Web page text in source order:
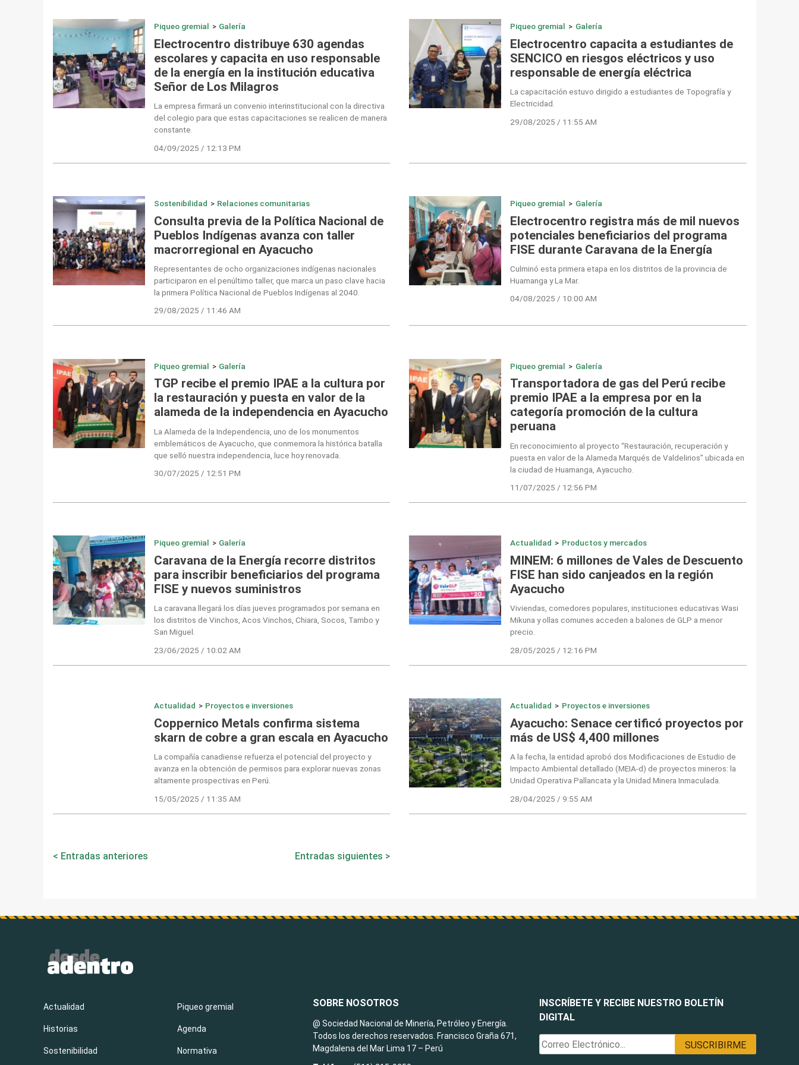
Piqueo gremial > Galería
Electrocentro distribuye 630 agendas
escolares y capacita en uso responsable
de la energía en la institución educativa
Señor de Los Milagros
La empresa firmará un convenio interinstitucional con la directiva
del colegio para que estas capacitaciones se realicen de manera
constante.
04/09/2025 / 12:13 PM
Piqueo gremial > Galería
Electrocentro capacita a estudiantes de
SENCICO en riesgos eléctricos y uso
responsable de energía eléctrica
La capacitación estuvo dirigido a estudiantes de Topografía y
Electricidad.
29/08/2025 / 11:55 AM
Sostenibilidad > Relaciones comunitarias
Consulta previa de la Política Nacional de
Pueblos Indígenas avanza con taller
macrorregional en Ayacucho
Representantes de ocho organizaciones indígenas nacionales
participaron en el penúltimo taller, que marca un paso clave hacia
la primera Política Nacional de Pueblos Indígenas al 2040.
29/08/2025 / 11:46 AM
Piqueo gremial > Galería
Electrocentro registra más de mil nuevos
potenciales beneficiarios del programa
FISE durante Caravana de la Energía
Culminó esta primera etapa en los distritos de la provincia de
Huamanga y La Mar.
04/08/2025 / 10:00 AM
Piqueo gremial > Galería
TGP recibe el premio IPAE a la cultura por
la restauración y puesta en valor de la
alameda de la independencia en Ayacucho
La Alameda de la Independencia, uno de los monumentos
emblemáticos de Ayacucho, que conmemora la histórica batalla
que selló nuestra independencia, luce hoy renovada.
30/07/2025 / 12:51 PM
Piqueo gremial > Galería
Transportadora de gas del Perú recibe
premio IPAE a la empresa por en la
categoría promoción de la cultura
peruana
En reconocimiento al proyecto “Restauración, recuperación y
puesta en valor de la Alameda Marqués de Valdelirios” ubicada en
la ciudad de Huamanga, Ayacucho.
11/07/2025 / 12:56 PM
Piqueo gremial > Galería
Caravana de la Energía recorre distritos
para inscribir beneficiarios del programa
FISE y nuevos suministros
La caravana llegará los días jueves programados por semana en
los distritos de Vinchos, Acos Vinchos, Chiara, Socos, Tambo y
San Miguel.
23/06/2025 / 10:02 AM
Actualidad > Productos y mercados
MINEM: 6 millones de Vales de Descuento
FISE han sido canjeados en la región
Ayacucho
Viviendas, comedores populares, instituciones educativas Wasi
Mikuna y ollas comunes acceden a balones de GLP a menor
precio.
28/05/2025 / 12:16 PM
Actualidad > Proyectos e inversiones
Coppernico Metals confirma sistema
skarn de cobre a gran escala en Ayacucho
La compañía canadiense refuerza el potencial del proyecto y
avanza en la obtención de permisos para explorar nuevas zonas
altamente prospectivas en Perú.
15/05/2025 / 11:35 AM
Actualidad > Proyectos e inversiones
Ayacucho: Senace certificó proyectos por
más de US$ 4,400 millones
A la fecha, la entidad aprobó dos Modificaciones de Estudio de
Impacto Ambiental detallado (MEIA-d) de proyectos mineros: la
Unidad Operativa Pallancata y la Unidad Minera Inmaculada.
28/04/2025 / 9:55 AM
Navegación
Entradas anteriores Entradas siguientes
INSCRÍBETE Y RECIBE NUESTRO BOLETÍN
DIGITAL
Actualidad
Historias
Sostenibilidad
Piqueo gremial
Agenda
Normativa
SOBRE NOSOTROS
@ Sociedad Nacional de Minería, Petróleo y Energía.
Todos los derechos reservados. Francisco Graña 671,
Magdalena del Mar Lima 17 – Perú